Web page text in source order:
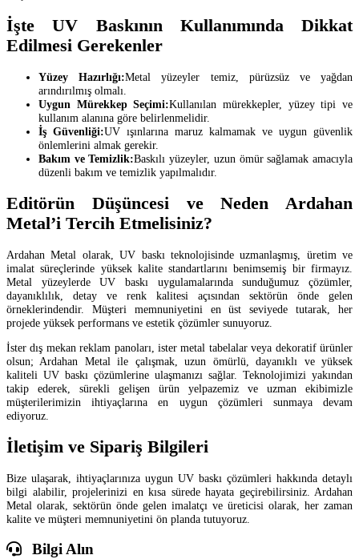
İşte UV Baskının Kullanımında Dikkat
Edilmesi Gerekenler
Yüzey Hazırlığı:Metal yüzeyler temiz, pürüzsüz ve yağdan
arındırılmış olmalı.
Uygun Mürekkep Seçimi:Kullanılan mürekkepler, yüzey tipi ve
kullanım alanına göre belirlenmelidir.
İş Güvenliği:UV ışınlarına maruz kalmamak ve uygun güvenlik
önlemlerini almak gerekir.
Bakım ve Temizlik:Baskılı yüzeyler, uzun ömür sağlamak amacıyla
düzenli bakım ve temizlik yapılmalıdır.
Editörün Düşüncesi ve Neden Ardahan
Metal’i Tercih Etmelisiniz?
Ardahan Metal olarak, UV baskı teknolojisinde uzmanlaşmış, üretim ve
imalat süreçlerinde yüksek kalite standartlarını benimsemiş bir firmayız.
Metal yüzeylerde UV baskı uygulamalarında sunduğumuz çözümler,
dayanıklılık, detay ve renk kalitesi açısından sektörün önde gelen
örneklerindendir. Müşteri memnuniyetini en üst seviyede tutarak, her
projede yüksek performans ve estetik çözümler sunuyoruz.
İster dış mekan reklam panoları, ister metal tabelalar veya dekoratif ürünler
olsun; Ardahan Metal ile çalışmak, uzun ömürlü, dayanıklı ve yüksek
kaliteli UV baskı çözümlerine ulaşmanızı sağlar. Teknolojimizi yakından
takip ederek, sürekli gelişen ürün yelpazemiz ve uzman ekibimizle
müşterilerimizin ihtiyaçlarına en uygun çözümleri sunmaya devam
ediyoruz.
İletişim ve Sipariş Bilgileri
Bize ulaşarak, ihtiyaçlarınıza uygun UV baskı çözümleri hakkında detaylı
bilgi alabilir, projelerinizi en kısa sürede hayata geçirebilirsiniz. Ardahan
Metal olarak, sektörün önde gelen imalatçı ve üreticisi olarak, her zaman
kalite ve müşteri memnuniyetini ön planda tutuyoruz.
Bilgi Alın